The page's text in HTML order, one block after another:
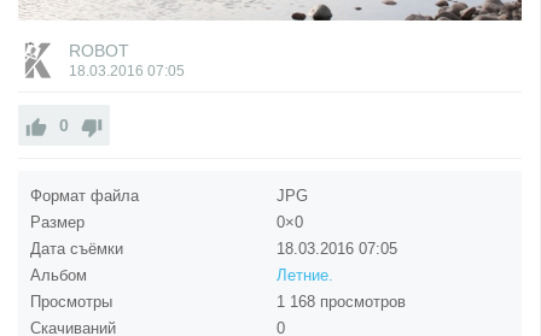
ROBOT
18.03.2016 07:05
0
Формат файла
JPG
Размер
0×0
Дата съёмки
18.03.2016 07:05
Альбом
Летние.
Просмотры
1 168 просмотров
Скачиваний
0